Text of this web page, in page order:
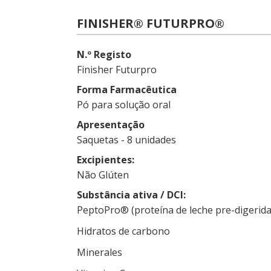
FINISHER® FUTURPRO®
N.º Registo
Finisher Futurpro
Forma Farmacêutica
Pó para solução oral
Apresentação
Saquetas - 8 unidades
Excipientes
Não Glúten
Substância ativa / DCI
PeptoPro® (proteína de leche pre-
Hidratos de carbono
Minerales